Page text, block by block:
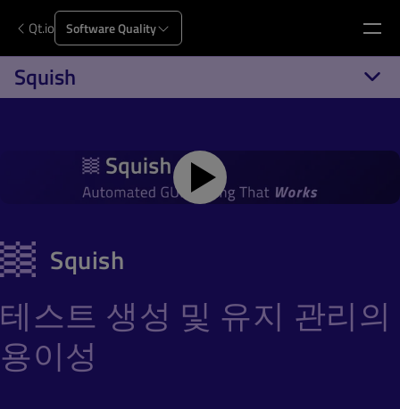
Qt.io Software Quality
Squish
테스트 생성 및 유지 관리의
용이성
Squish